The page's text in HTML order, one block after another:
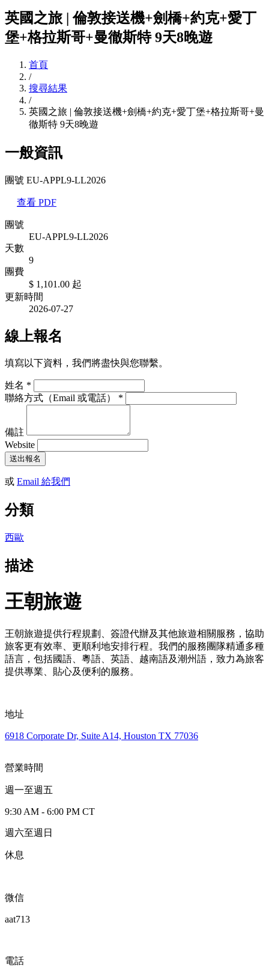
英國之旅 | 倫敦接送機+劍橋+約克+愛丁
堡+格拉斯哥+曼徹斯特 9天8晚遊
首頁
/
搜尋結果
/
英國之旅 | 倫敦接送機+劍橋+約克+愛丁堡+格拉斯哥+曼
徹斯特 9天8晚遊
一般資訊
團號 EU-APPL9-LL2026
查看 PDF
團號
EU-APPL9-LL2026
天數
9
團費
$ 1,101.00 起
更新時間
2026-07-27
線上報名
填寫以下資料，我們將盡快與您聯繫。
姓名 *
聯絡方式（Email 或電話） *
備註
Website
送出報名
或 Email 給我們
分類
西歐
描述
王朝旅遊
王朝旅遊提供行程規劃、簽證代辦及其他旅遊相關服務，協助
旅客更有效率、更順利地安排行程。我們的服務團隊精通多種
語言，包括國語、粵語、英語、越南語及潮州語，致力為旅客
提供專業、貼心及便利的服務。
地址
6918 Corporate Dr, Suite A14, Houston TX 77036
營業時間
週一至週五
9:30 AM - 6:00 PM CT
週六至週日
休息
微信
aat713
電話